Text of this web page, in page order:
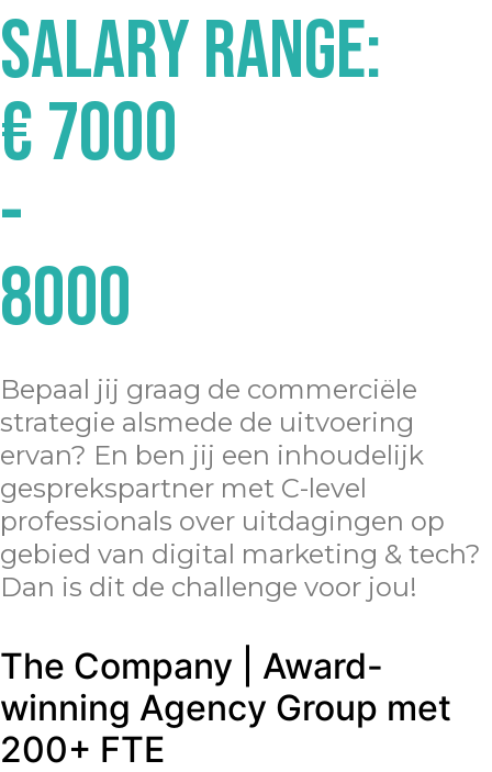
Salary range:
€ 7000
-
8000
Bepaal jij graag de commerciële
strategie alsmede de uitvoering
ervan? En ben jij een inhoudelijk
gesprekspartner met C-level
professionals over uitdagingen op
gebied van digital marketing & tech?
Dan is dit de challenge voor jou!
The Company | Award-
winning Agency Group met
200+ FTE